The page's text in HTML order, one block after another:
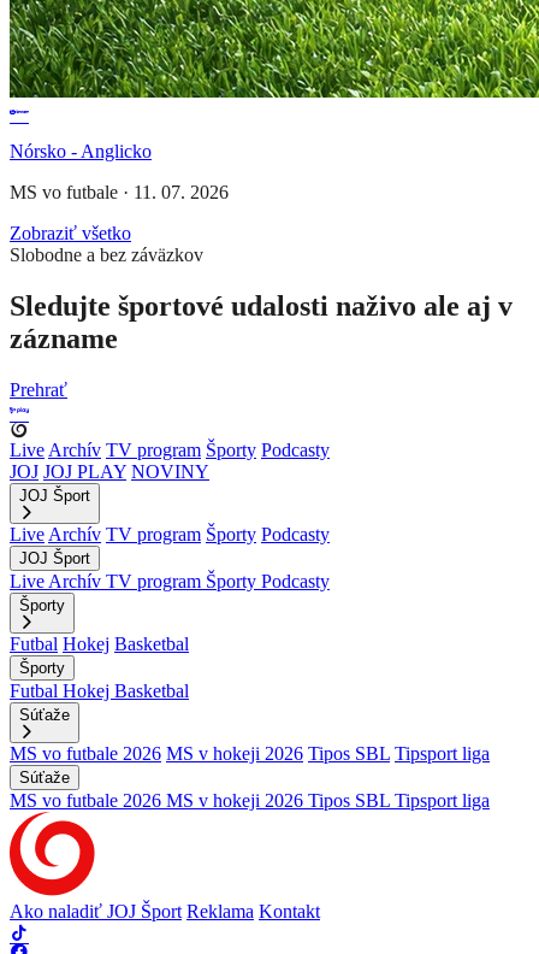
Nórsko - Anglicko
MS vo futbale · 11. 07. 2026
Zobraziť všetko
Slobodne a bez záväzkov
Sledujte športové udalosti naživo ale aj v
zázname
Prehrať
Live Archív TV program Športy Podcasty
JOJ JOJ PLAY NOVINY
JOJ Šport
Live Archív TV program Športy Podcasty
JOJ Šport
Live Archív TV program Športy Podcasty
Športy
Futbal Hokej Basketbal
Športy
Futbal Hokej Basketbal
Súťaže
MS vo futbale 2026 MS v hokeji 2026 Tipos SBL Tipsport liga
Súťaže
MS vo futbale 2026 MS v hokeji 2026 Tipos SBL Tipsport liga
Ako naladiť JOJ Šport Reklama Kontakt